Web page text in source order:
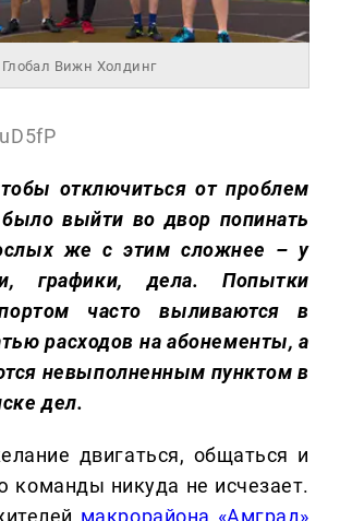
Глобал Вижн Холдинг
отключиться от проблем
было выйти во двор попинать
же с этим сложнее – у
графики, дела. Попытки
часто выливаются в
расходов на абонементы, а
невыполненным пунктом в
дел.
двигаться, общаться и
команды никуда не исчезает.
макрорайона «Амград»